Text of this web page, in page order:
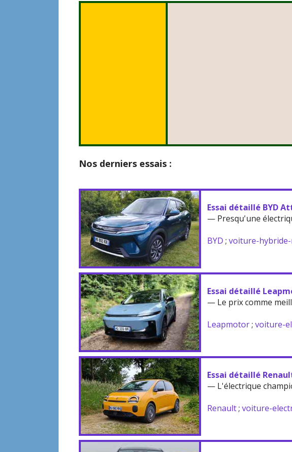
Nos derniers essais :
Essai détaillé BYD
— Presqu'une
BYD ;voiture-
Essai détaillé
— Le prix comme
Leapmotor;voiture-
Essai détaillé
— L'électrique
Renault;voiture-